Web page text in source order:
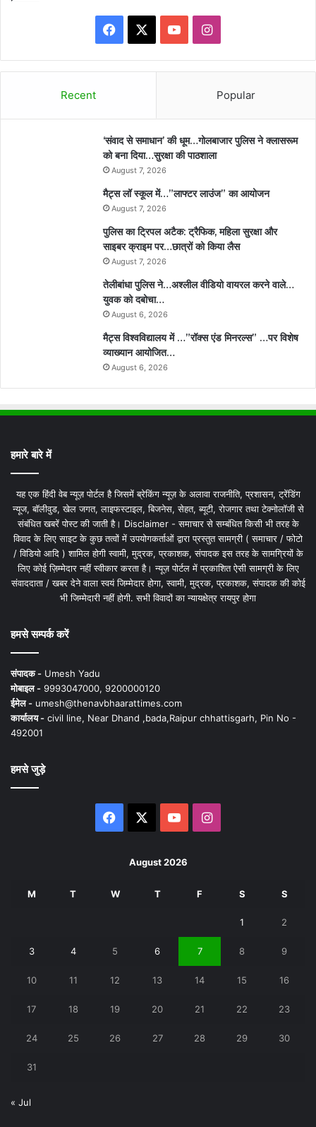
Facebook YouTubeInstagram
Recent Popular
‘संवाद से समाधान’ की धूम…गोलबाजार पुलिस ने क्लासरूम
को बना दिया…सुरक्षा की पाठशाला
August 7, 2026
मैट्स लॉ स्कूल में…”लाफ्टर लाउंज” का आयोजन
August 7, 2026
पुलिस का ट्रिपल अटैक: ट्रैफिक, महिला सुरक्षा और
साइबर क्राइम पर…छात्रों को किया लैस
August 7, 2026
तेलीबांधा पुलिस ने…अश्लील वीडियो वायरल करने वाले…
युवक को दबोचा…
August 6, 2026
मैट्स विश्वविद्यालय में …”रॉक्स एंड मिनरल्स” …पर विशेष
व्याख्यान आयोजित…
August 6, 2026
हमारे बारे में
यह एक हिंदी वेब न्यूज़ पोर्टल है जिसमें ब्रेकिंग न्यूज़ के अलावा राजनीति, प्रशासन, ट्रेंडिंग
न्यूज, बॉलीवुड, खेल जगत, लाइफस्टाइल, बिजनेस, सेहत, ब्यूटी, रोजगार तथा टेक्नोलॉजी से
संबंधित खबरें पोस्ट की जाती है। Disclaimer - समाचार से सम्बंधित किसी भी तरह के
विवाद के लिए साइट के कुछ तत्वों में उपयोगकर्ताओं द्वारा प्रस्तुत सामग्री ( समाचार / फोटो
/ विडियो आदि ) शामिल होगी स्वामी, मुद्रक, प्रकाशक, संपादक इस तरह के सामग्रियों के
लिए कोई ज़िम्मेदार नहीं स्वीकार करता है। न्यूज़ पोर्टल में प्रकाशित ऐसी सामग्री के लिए
संवाददाता / खबर देने वाला स्वयं जिम्मेदार होगा, स्वामी, मुद्रक, प्रकाशक, संपादक की कोई
भी जिम्मेदारी नहीं होगी. सभी विवादों का न्यायक्षेत्र रायपुर होगा
हमसे सम्पर्क करें
संपादक - Umesh Yadu
मोबाइल - 9993047000, 9200000120
ईमेल - umesh@thenavbhaarattimes.com
कार्यालय - civil line, Near Dhand ,bada,Raipur chhattisgarh, Pin No -
492001
हमसे जुड़े
Facebook YouTubeInstagram
August 2026
M T W T F S S
1 2
3 4 5 6 7 8 9
10 11 12 13 14 15 16
17 18 19 20 21 22 23
24 25 26 27 28 29 30
31
« Jul